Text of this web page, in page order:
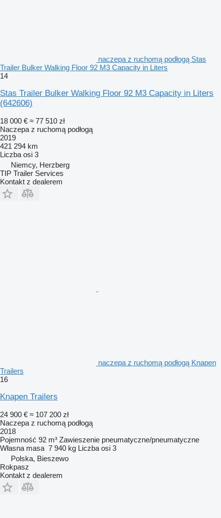
naczepa z ruchomą podłogą Stas
Trailer Bulker Walking Floor 92 M3 Capacity in Liters
14
Stas Trailer Bulker Walking Floor 92 M3 Capacity in Liters
(642606)
18 000 € ≈ 77 510 zł
Naczepa z ruchomą podłogą
2019
421 294 km
Liczba osi 3
Niemcy, Herzberg
TIP Trailer Services
Kontakt z dealerem
naczepa z ruchomą podłogą Knapen
Trailers
16
Knapen Trailers
24 900 € ≈ 107 200 zł
Naczepa z ruchomą podłogą
2018
Pojemność 92 m³ Zawieszenie pneumatyczne/pneumatyczne
Własna masa 7 940 kg Liczba osi 3
Polska, Bieszewo
Rokpasz
Kontakt z dealerem